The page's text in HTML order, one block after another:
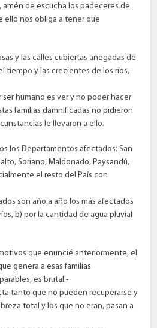
de escucha los padeceres de
ello nos obliga a tener que
y las calles cubiertas anegadas de
tiempo y las crecientes de los ríos,
ser humano es ver y no poder hacer
familias damnificadas no pidieron
le llevaron a ello.
los Departamentos afectados: San
Soriano, Maldonado, Paysandú,
el resto del País con
son año a año los más afectados
b) por la cantidad de agua pluvial
que enuncié anteriormente, el
genera a esas familias
es brutal.-
tanto que no pueden recuperarse y
total y los que no eran, pasan a